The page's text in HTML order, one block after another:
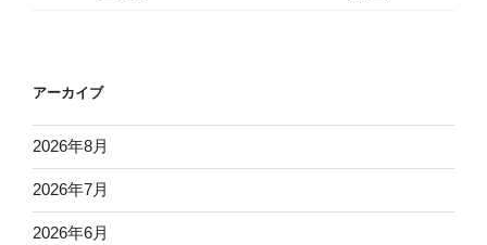
アーカイブ
2026年8月
2026年7月
2026年6月